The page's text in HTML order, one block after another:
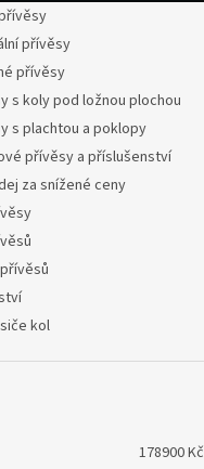
přívěsy
přívěsy
s koly pod ložnou plochou
s plachtou a poklopy
přívěsy a příslušenství
za snížené ceny
kol
178900Kč